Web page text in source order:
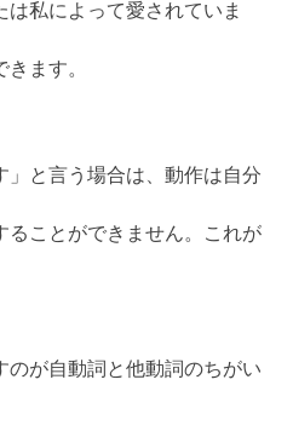
は私によって愛されていま
ます。
」と言う場合は、動作は自分
ることができません。これが
のが自動詞と他動詞のちがい